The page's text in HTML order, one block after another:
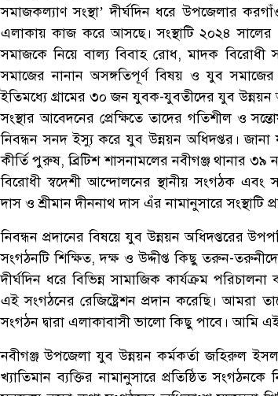
সমাজকল্যাণ সংস্থা’ দীর্ঘদিন ধরে উপজেলার
এলাকায় কাজ করে আসছে। সংস্থাটি ২০২৪ সালের
সমাজকে নিয়ে বাল্য বিবাহ রোধ, মাদক বিরোধী
সমাজের নানান অসঙ্গতিপূর্ণ বিষয় ও যুব সমাজের
ইতিমধ্যে গ্রামের ৩০ জন যুবক-যুবতীদের যুব উন্নয়ন
সংস্থার আবেদনের প্রেক্ষিতে তাদের গতিশীল ও
নিবন্ধন সনদ ইস্যু করে যুব উন্নয়ন অধিদপ্তর। জানা
কীর্তি পুরুষ, ব্রিটিশ শাসনামলের নবীগঞ্জ থানার ৩৯
বিরোধী স্বদেশী আন্দোলনের স্থানীয় সংগঠক এবং
দাস ও শ্রীমান দীননাথ দাস এঁর নামানুসারে সংস্থাটি
নিবন্ধন প্রদানের বিষয়ে যুব উন্নয়ন অধিদপ্তরের
সংগঠনটি শিক্ষিত, দক্ষ ও উদ্দীপ্ত কিছু তরুন-
দীর্ঘদিন ধরে বিভিন্ন সামাজিক কার্যক্রম
এই সংগঠনের রেজিষ্ট্রেশন প্রদান করেছি। আমরা
সংগঠন দ্বারা এলাকাবাসী ভালো কিছু পাবে। আমি
নবীগঞ্জ উপজেলা যুব উন্নয়ন কর্মকর্তা জহিরুল
খ্যাতিমান ব্যক্তির নামানুসারে প্রতিষ্ঠিত